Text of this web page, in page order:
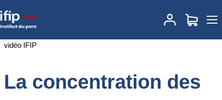
Accueil
La concentration des abattages aux
Etats Unis et en France - vidéo IFIP
La concentration des